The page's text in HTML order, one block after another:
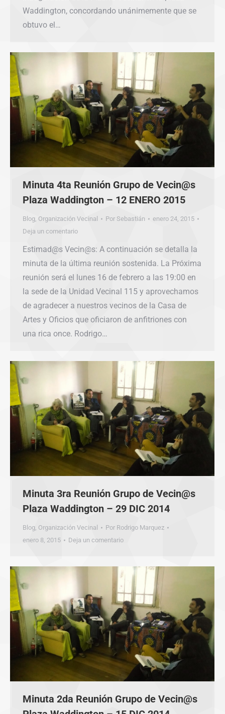
Waddington, concordando unánimemente que se
obtuvo el…
Minuta 4ta Reunión Grupo de Vecin@s
Plaza Waddington – 12 ENERO 2015
Blog, Organización Vecinal Por Sebastián
enero 24, 2015
Deja un comentario
Estimad@s Vecin@s: A continuación se detalla la
minuta de la última reunión sostenida. La Próxima
reunión será el lunes 16 de febrero a las 19:00 en
la sede de la Unidad Vecinal 115 y aprovechamos
de agradecer a nuestros vecinos de la Casa de
Artes y Oficios que oficiaron de anfitriones con
una rica once. Rodrigo…
Minuta 3ra Reunión Grupo de Vecin@s
Plaza Waddington – 29 DIC 2014
Blog, Organización Vecinal Por Rodrigo Marquez
enero 8, 2015
Deja un comentario
Minuta 2da Reunión Grupo de Vecin@s